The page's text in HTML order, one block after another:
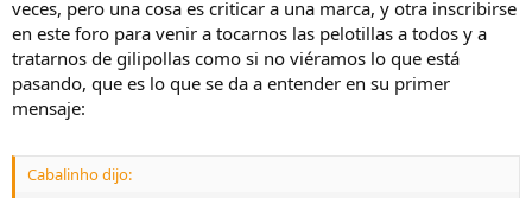
veces, pero una cosa es criticar a una marca, y otra inscribirse
en este foro para venir a tocarnos las pelotillas a todos y a
tratarnos de gilipollas como si no viéramos lo que está
pasando, que es lo que se da a entender en su primer
mensaje:
Cabalinho dijo: